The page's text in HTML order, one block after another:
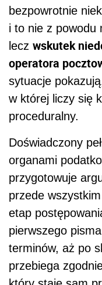
bezpowrotnie
i to nie z powodu
lecz wskutek
operatora
sytuacje
w której liczy się
proceduralny.
Doświadczony
organami
przygotowuje
przede
etap
pierwszego
terminów, aż po
przebiega